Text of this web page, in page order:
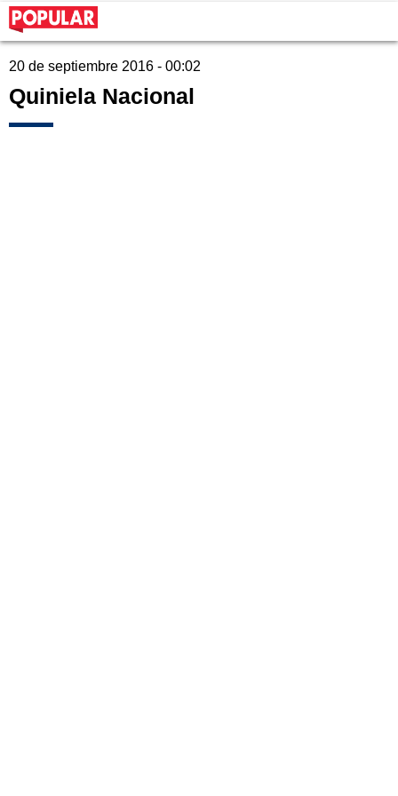
20 de septiembre 2016 - 00:02
Quiniela Nacional